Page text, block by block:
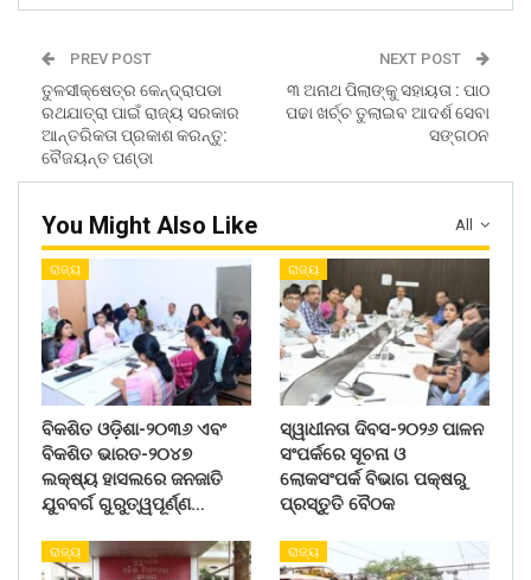
PREV POST
ତୁଳସୀକ୍ଷେତ୍ର କେନ୍ଦ୍ରାପଡା
ରଥଯାତ୍ରା ପାଇଁ ରାଜ୍ୟ ସରକାର
ଆନ୍ତରିକତା ପ୍ରକାଶ କରନ୍ତୁ:
ବୈଜୟନ୍ତ ପଣ୍ଡା
NEXT POST
୩ ଅନାଥ ପିଲାଙ୍କୁ ସହାୟତା : ପାଠ
ପଢା ଖର୍ଚ୍ଚ ତୁଲାଇବ ଆଦର୍ଶ ସେବା
ସଙ୍ଗଠନ
All
You Might Also Like
ରାଜ୍ୟ
ବିକଶିତ ଓଡ଼ିଶା-୨୦୩୬ ଏବଂ
ବିକଶିତ ଭାରତ-୨୦୪୭
ଲକ୍ଷ୍ୟ ହାସଲରେ ଜନଜାତି
ଯୁବବର୍ଗ ଗୁରୁତ୍ୱପୂର୍ଣ୍ଣ…
ରାଜ୍ୟ
ସ୍ୱାଧୀନତା ଦିବସ-୨୦୨୬ ପାଳନ
ସଂପର୍କରେ ସୂଚନା ଓ
ଲୋକସଂପର୍କ ବିଭାଗ ପକ୍ଷରୁ
ପ୍ରସ୍ତୁତି ବୈଠକ
ରାଜ୍ୟ ରାଜ୍ୟ